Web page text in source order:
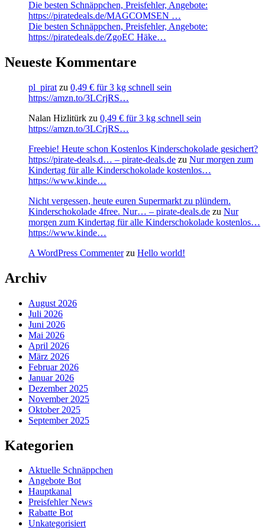
Die besten Schnäppchen, Preisfehler, Angebote:
https://piratedeals.de/MAGCOMSEN …
Die besten Schnäppchen, Preisfehler, Angebote:
https://piratedeals.de/ZgoEC Häke…
Neueste Kommentare
pl_pirat zu 0,49 € für 3 kg schnell sein
https://amzn.to/3LCrjRS…
Nalan Hizlitürk zu 0,49 € für 3 kg schnell sein
https://amzn.to/3LCrjRS…
Freebie! Heute schon Kostenlos Kinderschokolade gesichert?
https://pirate-deals.d… – pirate-deals.de zu Nur morgen zum
Kindertag für alle Kinderschokolade kostenlos…
https://www.kinde…
Nicht vergessen, heute euren Supermarkt zu plündern.
Kinderschokolade 4free. Nur… – pirate-deals.de zu Nur
morgen zum Kindertag für alle Kinderschokolade kostenlos…
https://www.kinde…
A WordPress Commenterzu Hello world!
Archiv
August 2026
Juli 2026
Juni 2026
Mai 2026
April 2026
März 2026
Februar 2026
Januar 2026
Dezember 2025
November 2025
Oktober 2025
September 2025
Kategorien
Aktuelle Schnäppchen
Angebote Bot
Hauptkanal
Preisfehler News
Rabatte Bot
Unkategorisiert